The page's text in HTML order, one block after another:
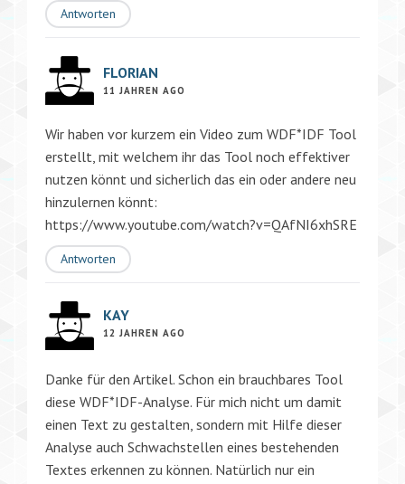
Antworten
FLORIAN
11 JAHREN AGO
Wir haben vor kurzem ein Video zum WDF*IDF Tool
erstellt, mit welchem ihr das Tool noch effektiver
nutzen könnt und sicherlich das ein oder andere neu
hinzulernen könnt:
https://www.youtube.com/watch?v=QAfNI6xhSRE
Antworten
KAY
12 JAHREN AGO
Danke für den Artikel. Schon ein brauchbares Tool
diese WDF*IDF-Analyse. Für mich nicht um damit
einen Text zu gestalten, sondern mit Hilfe dieser
Analyse auch Schwachstellen eines bestehenden
Textes erkennen zu können. Natürlich nur ein